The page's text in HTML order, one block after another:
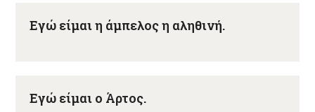
Εγώ είμαι η άμπελος η αληθινή.
Εγώ είμαι ο Άρτος.